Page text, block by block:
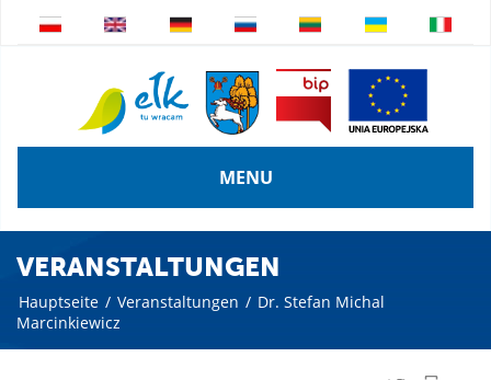
MENU
VERANSTALTUNGEN
Hauptseite / Veranstaltungen / Dr. Stefan Michal
Marcinkiewicz